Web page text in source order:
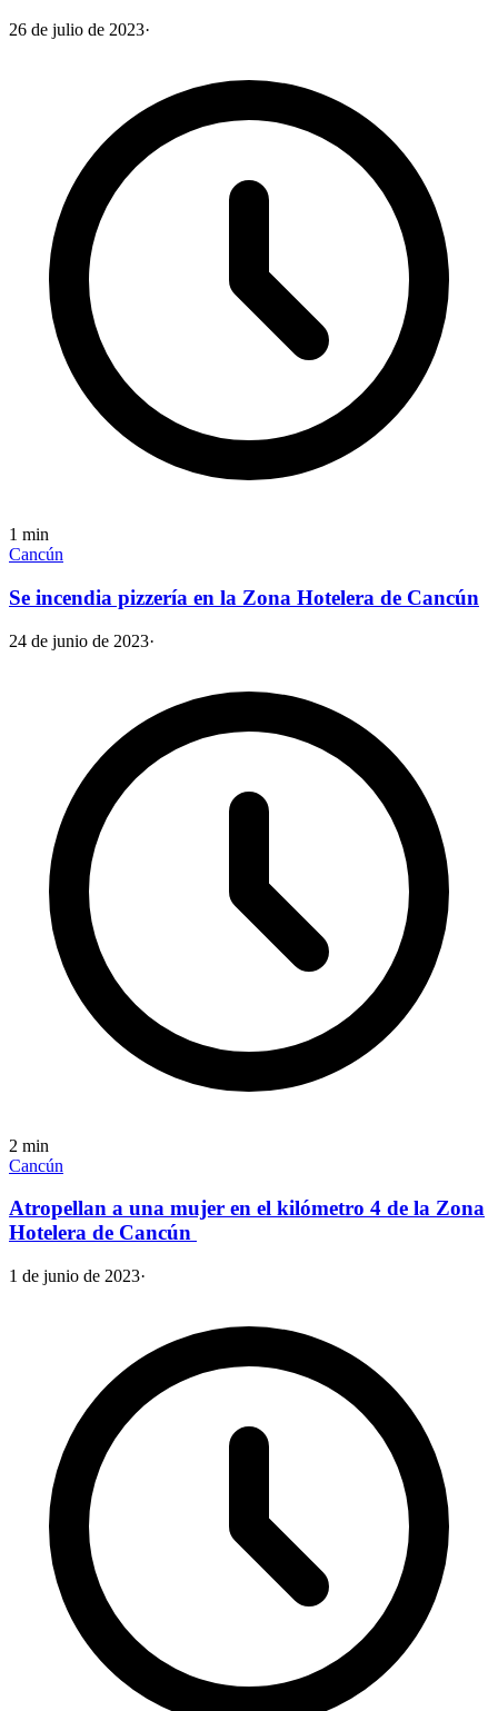
26 de julio de 2023·
1 min
Cancún
Se incendia pizzería en la Zona Hotelera de Cancún
24 de junio de 2023·
2 min
Cancún
Atropellan a una mujer en el kilómetro 4 de la Zona
Hotelera de Cancún
1 de junio de 2023·